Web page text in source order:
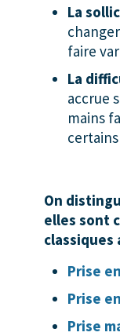
La
faire
La
accrue
mains
On
elles sont
classiques
Prise
Prise
Prise